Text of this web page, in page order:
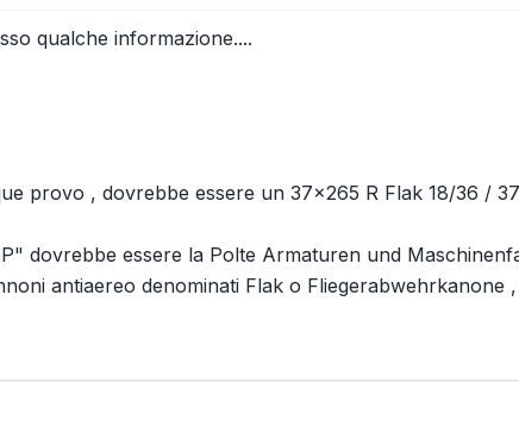
qualche informazione....
provo , dovrebbe essere un 37x265 R Flak 18/36 /
dovrebbe essere la Polte Armaturen und
antiaereo denominati Flak o Fliegerabwehrkanone